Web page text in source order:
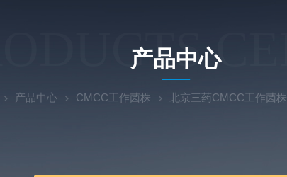
产品中心
产品中心 CMCC工作菌株 北京三药CMCC工作菌株